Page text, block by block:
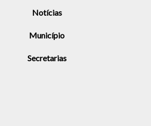
Notícias
Município
Secretarias